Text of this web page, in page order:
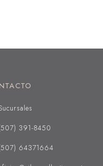
391-8450
64371664